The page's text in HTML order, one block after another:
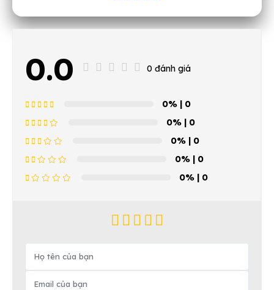
0.0 0 đánh giá
0% | 0
0% | 0
0% | 0
0% | 0
0% | 0